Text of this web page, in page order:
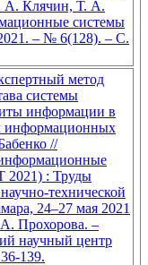
А. Клячин, Т. А.
системы
– № 6(128). – С.
метод
системы
информации в
информационных
//
2021) : Труды
технической
24–27 мая 2021
Прохорова. –
научный центр
139.